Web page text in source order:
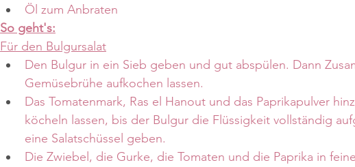
Öl zum Anbraten
So geht's:
Für den Bulgursalat
Den Bulgur in ein Sieb geben und gut abspülen. Dann
Gemüsebrühe aufkochen lassen.
Das Tomatenmark, Ras el Hanout und das Paprikapulver
köcheln lassen, bis der Bulgur die Flüssigkeit vollständig
eine Salatschüssel geben.
Die Zwiebel, die Gurke, die Tomaten und die Paprika in